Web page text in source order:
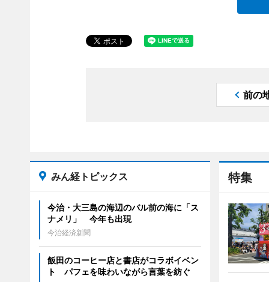
前の
特集
みん経トピックス
今治・大三島の海辺のバル前の海に「ス
ナメリ」 今年も出現
今治経済新聞
飯田のコーヒー店と書店がコラボイベン
ト パフェを味わいながら言葉を紡ぐ